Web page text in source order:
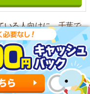
いる人向けに、千葉で
の街は、治安や交通ア
に優れたおすすめの街